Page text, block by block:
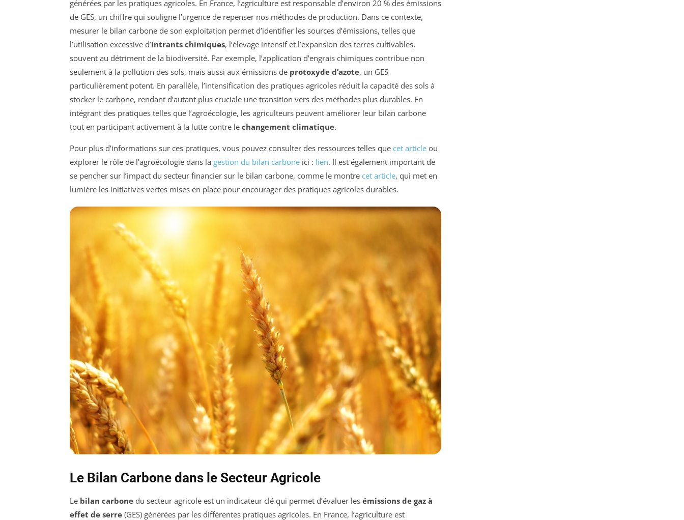
générées par les pratiques agricoles. En France, l’agriculture est responsable d’environ 20 % des émissions
de GES, un chiffre qui souligne l’urgence de repenser nos méthodes de production. Dans ce contexte,
mesurer le bilan carbone de son exploitation permet d’identifier les sources d’émissions, telles que
l’utilisation excessive d’intrants chimiques, l’élevage intensif et l’expansion des terres cultivables,
souvent au détriment de la biodiversité. Par exemple, l’application d’engrais chimiques contribue non
seulement à la pollution des sols, mais aussi aux émissions de protoxyde d’azote, un GES
particulièrement potent. En parallèle, l’intensification des pratiques agricoles réduit la capacité des sols à
stocker le carbone, rendant d’autant plus cruciale une transition vers des méthodes plus durables. En
intégrant des pratiques telles que l’agroécologie, les agriculteurs peuvent améliorer leur bilan carbone
tout en participant activement à la lutte contre le changement climatique.
Pour plus d’informations sur ces pratiques, vous pouvez consulter des ressources telles que cet article ou
explorer le rôle de l’agroécologie dans la gestion du bilan carbone ici : lien. Il est également important de
se pencher sur l’impact du secteur financier sur le bilan carbone, comme le montre cet article, qui met en
lumière les initiatives vertes mises en place pour encourager des pratiques agricoles durables.
Le Bilan Carbone dans le Secteur Agricole
Le bilan carbone du secteur agricole est un indicateur clé qui permet d’évaluer les émissions de gaz à
effet de serre (GES) générées par les différentes pratiques agricoles. En France, l’agriculture est